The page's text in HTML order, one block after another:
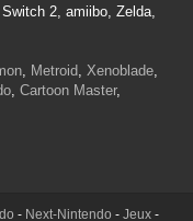
2, amiibo, Zelda,
, Metroid, Xenoblade,
, Cartoon Master,
- Next-Nintendo - Jeux-